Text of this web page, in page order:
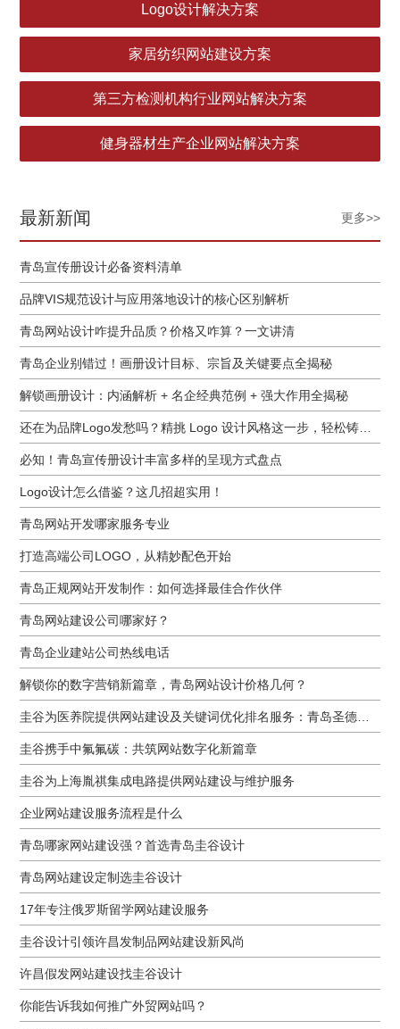
Logo设计解决方案
家居纺织网站建设方案
第三方检测机构行业网站解决方案
健身器材生产企业网站解决方案
最新新闻 更多>>
青岛宣传册设计必备资料清单
品牌VIS规范设计与应用落地设计的核心区别解析
青岛网站设计咋提升品质？价格又咋算？一文讲清
青岛企业别错过！画册设计目标、宗旨及关键要点全揭秘
解锁画册设计：内涵解析 + 名企经典范例 + 强大作用全揭秘
必知！青岛宣传册设计丰富多样的呈现方式盘点
Logo设计怎么借鉴？这几招超实用！
青岛网站开发哪家服务专业
打造高端公司LOGO，从精妙配色开始
青岛正规网站开发制作：如何选择最佳合作伙伴
青岛网站建设公司哪家好？
青岛企业建站公司热线电话
解锁你的数字营销新篇章，青岛网站设计价格几何？
圭谷携手中氟氟碳：共筑网站数字化新篇章
圭谷为上海胤祺集成电路提供网站建设与维护服务
企业网站建设服务流程是什么
青岛哪家网站建设强？首选青岛圭谷设计
青岛网站建设定制选圭谷设计
17年专注俄罗斯留学网站建设服务
圭谷设计引领许昌发制品网站建设新风尚
许昌假发网站建设找圭谷设计
你能告诉我如何推广外贸网站吗？